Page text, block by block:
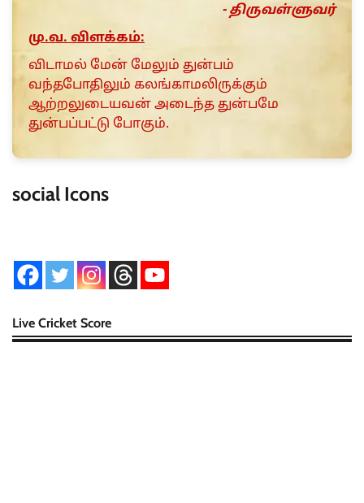
- திருவள்ளுவர்
மு.வ. விளக்கம்:
விடாமல் மேன் மேலும் துன்பம்
வந்தபோதிலும் கலங்காமலிருக்கும்
ஆற்றலுடையவன் அடைந்த துன்பமே
துன்பப்பட்டு போகும்.
social Icons
Live Cricket Score